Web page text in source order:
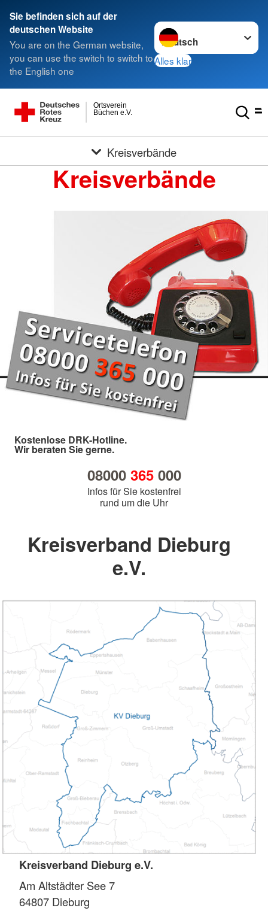
Sie befinden sich auf der
deutschen Website
You are on the German website,
you can use the switch to switch to
the English one
Sprache wechseln zu
Alles klar
Büchen e.V.
Ortsverein
Kreisverbände
Kreisverbände
Kostenlose DRK-Hotline.
Wir beraten Sie gerne.
08000 365000
Infos für Sie kostenfrei
rund um die Uhr
Kreisverband Dieburg
e.V.
Kreisverband Dieburg e.V.
Am Altstädter See 7
64807 Dieburg